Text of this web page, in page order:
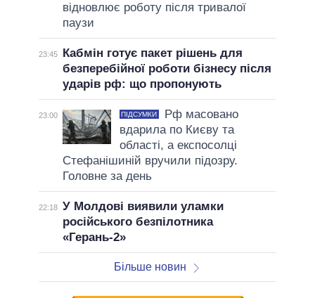
відновлює роботу після тривалої
паузи
23:45
Кабмін готує пакет рішень для
безперебійної роботи бізнесу після
ударів рф: що пропонують
23:00 ПІДСУМКИ
Рф масовано
вдарила по Києву та
області, а експосолці
Стефанішиній вручили підозру.
Головне за день
22:18 У Молдові виявили уламки
російського безпілотника
«Герань-2»
Більше новин